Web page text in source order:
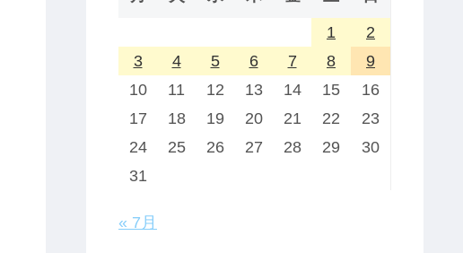
1
2
3
4 5 6 7 8
9
10
11 12 13 14 15
16
17
18 19 20 21 22
23
24
25 26 27 28 29
30
31
« 7月